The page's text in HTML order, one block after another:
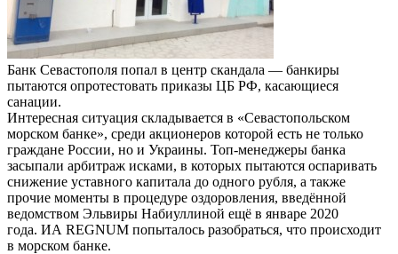
Банк Севастополя попал в центр скандала — банкиры
пытаются опротестовать приказы ЦБ РФ, касающиеся
санации.
Интересная ситуация складывается в «Севастопольском
морском банке», среди акционеров которой есть не только
граждане России, но и Украины. Топ-менеджеры банка
засыпали арбитраж исками, в которых пытаются оспаривать
снижение уставного капитала до одного рубля, а также
прочие моменты в процедуре оздоровления, введённой
ведомством Эльвиры Набиуллиной ещё в январе 2020
года. ИА REGNUM попыталось разобраться, что происходит
в морском банке.